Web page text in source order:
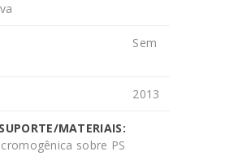
Sem
2013
MATERIAIS:
sobre PS